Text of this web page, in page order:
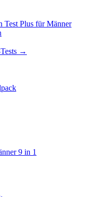
Test Plus für Männer
→
9 in 1